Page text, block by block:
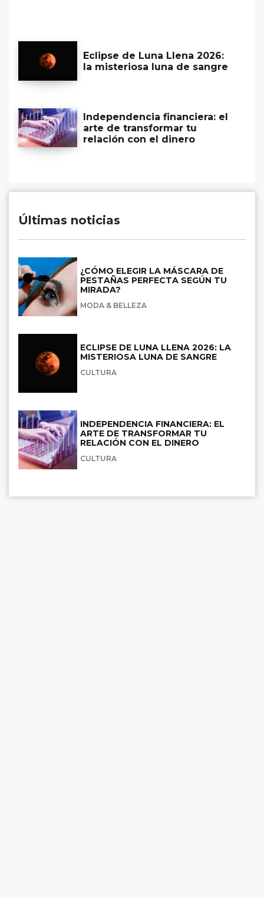
Eclipse de Luna Llena 2026:
la misteriosa luna de sangre
Independencia financiera: el
arte de transformar tu
relación con el dinero
Últimas noticias
¿CÓMO ELEGIR LA MÁSCARA DE
PESTAÑAS PERFECTA SEGÚN TU
MIRADA?
MODA & BELLEZA
ECLIPSE DE LUNA LLENA 2026: LA
MISTERIOSA LUNA DE SANGRE
CULTURA
INDEPENDENCIA FINANCIERA: EL
ARTE DE TRANSFORMAR TU
RELACIÓN CON EL DINERO
CULTURA